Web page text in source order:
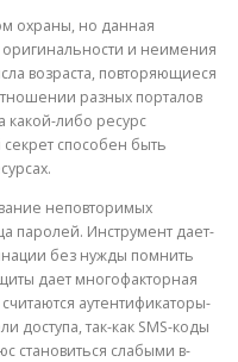
охраны, но данная
и неимения
возраста, повторяющиеся
разных порталов
какой-либо ресурс
способен быть
неповторимых
паролей. Инструмент дает-
без нужды помнить
дает многофакторная
аутентификаторы-
доступа, так-как SMS-коды
становиться слабыми в-